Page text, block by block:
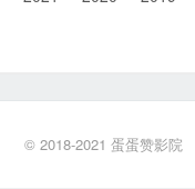
© 2018-2021 蛋蛋赞影院